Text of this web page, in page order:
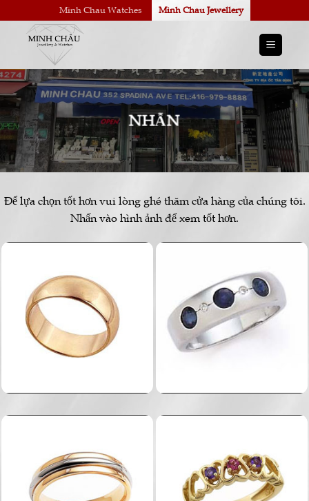
to
content
Minh Chau Watches Minh Chau Jewellery
NHẪN
Để lựa chọn tốt hơn vui lòng ghé thăm cửa hàng của chúng tôi.
Nhấn vào hình ảnh để xem tốt hơn.